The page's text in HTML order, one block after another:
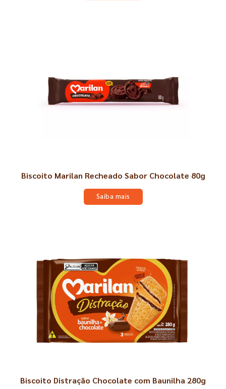
Biscoito Marilan Recheado Sabor Chocolate 80g
Saiba mais
Biscoito Distração Chocolate com Baunilha 280g